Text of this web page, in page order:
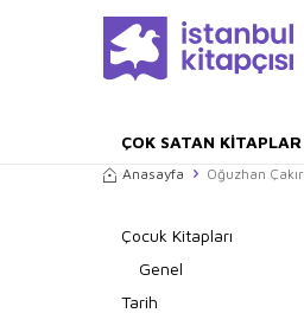
ÇOK SATAN KITAPLAR
Anasayfa Oğuzhan Çakır
Çocuk Kitapları
Genel
Tarih